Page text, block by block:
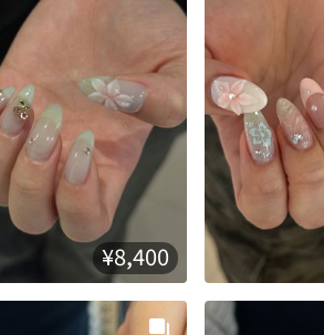
¥8,400